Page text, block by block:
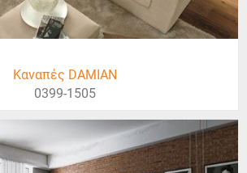
Καναπές DAMIAN
0399-1505